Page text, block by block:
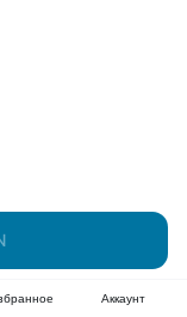
Аккаунт